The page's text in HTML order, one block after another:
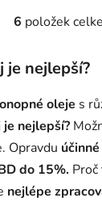
O
l
á
d
a
c
í
p
r
6 položek
je nejlepší?
oleje s
nejlepší?
Opravdu
do 15%.
nejlépe